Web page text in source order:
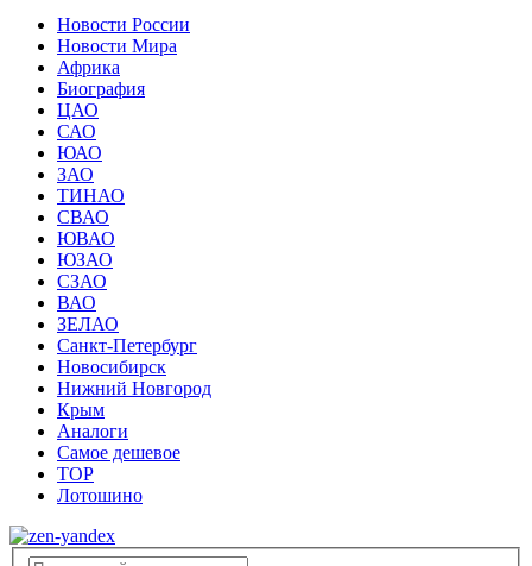
Новости России
Новости Мира
Африка
Биография
ЦАО
САО
ЮАО
ЗАО
ТИНАО
СВАО
ЮВАО
ЮЗАО
СЗАО
ВАО
ЗЕЛАО
Санкт-Петербург
Новосибирск
Нижний Новгород
Крым
Аналоги
Самое дешевое
TOP
Лотошино